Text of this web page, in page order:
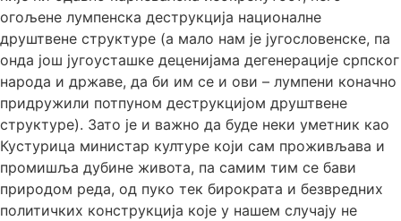
огољене лумпенска деструкција националне
друштвене структуре (а мало нам је југословенске, па
онда још југоусташке деценијама дегенерације српског
народа и државе, да би им се и ови – лумпени коначно
придружили потпуном деструкцијом друштвене
структуре). Зато је и важно да буде неки уметник као
Кустурица министар културе који сам проживљава и
промишља дубине живота, па самим тим се бави
природом реда, од пуко тек бирократа и безвредних
политичких конструкција које у нашем случају не